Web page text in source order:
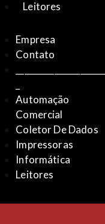
Leitores
Empresa
Contato
Automação
Comercial
Coletor De Dados
Impressoras
Informática
Leitores